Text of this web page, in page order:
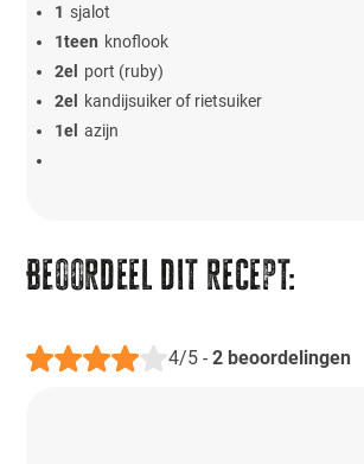
1 sjalot
1teen knoflook
2el port (ruby)
2el kandijsuiker of rietsuiker
1el azijn
Beoordeel dit recept:
4/5- 2beoordelingen